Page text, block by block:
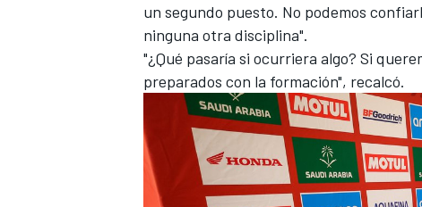
MÁS CATEGORÍAS
un segundo puesto. No podemos
ninguna otra disciplina".
"¿Qué pasaría si ocurriera algo? Si
preparados con la formación", recalcó.